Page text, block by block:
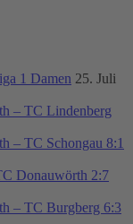
1 Damen 25. Juli
– TC Lindenberg
– TC Schongau 8:1
Donauwörth 2:7
– TC Burgberg 6:3